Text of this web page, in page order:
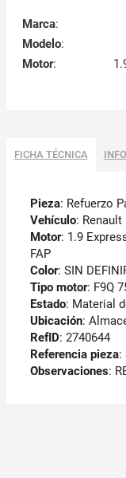
Marca:
Modelo:
Motor:
FICHA TÉCNICA
Pieza: Refuerzo
Vehículo: Renault
Motor: 1.9
FAP
Color: SIN
Tipo motor: F9Q
Estado: Material
Ubicación:
RefID: 2740644
Referencia pieza:
Observaciones: